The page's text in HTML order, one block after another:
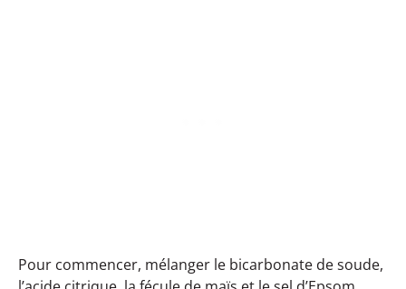
Pour commencer, mélanger le bicarbonate de soude,